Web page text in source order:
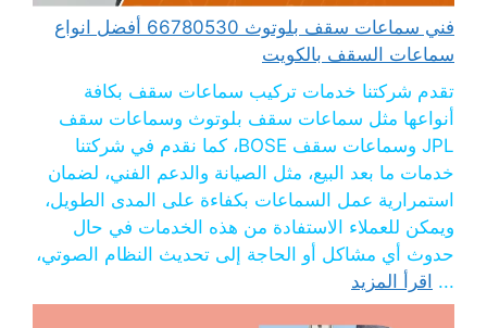
فني سماعات سقف بلوتوث 66780530 أفضل انواع
سماعات السقف بالكويت
تقدم شركتنا خدمات تركيب سماعات سقف بكافة
أنواعها مثل سماعات سقف بلوتوث وسماعات سقف
JPL وسماعات سقف BOSE، كما نقدم في شركتنا
خدمات ما بعد البيع، مثل الصيانة والدعم الفني، لضمان
استمرارية عمل السماعات بكفاءة على المدى الطويل،
ويمكن للعملاء الاستفادة من هذه الخدمات في حال
حدوث أي مشاكل أو الحاجة إلى تحديث النظام الصوتي،
... اقرأ المزيد